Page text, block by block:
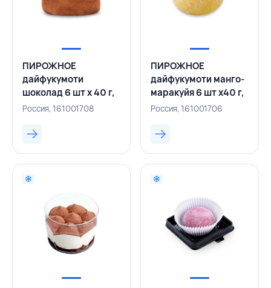
ПИРОЖНОЕ
дайфукумоти
шоколад 6 шт х 40 г,
РОССИЯ
Россия, 161001708
ПИРОЖНОЕ
дайфукумоти манго-
маракуйя 6 шт х40 г,
РОССИЯ
Россия, 161001706